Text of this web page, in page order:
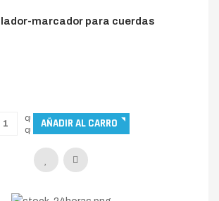
marcador para cuerdas